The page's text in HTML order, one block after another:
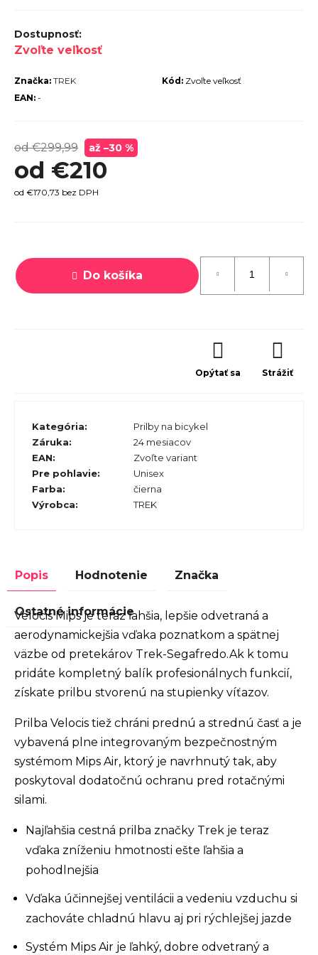
Zvoľte veľkosť
Kód: Zvoľte veľkosť
Značka: TREK
EAN: -
od €299,99 až –30 %
od €210
od €170,73 bez DPH
cena:
Do košíka
Kategória:
Prilby na bicykel
Záruka:
24 mesiacov
EAN:
Zvoľte variant
Pre pohlavie:
Unisex
Farba:
čierna
Výrobca: TREK
Opýtať sa Strážiť
Popis Hodnotenie Značka
Ostatné informácie
Velocis Mips je teraz ľahšia, lepšie odvetraná a
aerodynamickejšia vďaka poznatkom a spätnej
väzbe od pretekárov Trek-Segafredo.Ak k tomu
pridáte kompletný balík profesionálnych funkcií,
získate prilbu stvorenú na stupienky víťazov.
Prilba Velocis tiež chráni prednú a strednú časť a je
vybavená plne integrovaným bezpečnostným
systémom Mips Air, ktorý je navrhnutý tak, aby
poskytoval dodatočnú ochranu pred rotačnými
silami.
Najľahšia cestná prilba značky Trek je teraz
vďaka zníženiu hmotnosti ešte ľahšia a
pohodlnejšia
Vďaka účinnejšej ventilácii a vedeniu vzduchu si
zachováte chladnú hlavu aj pri rýchlejšej jazde
Systém Mips Air je ľahký, dobre odvetraný a
ú
č
a
m
€1 449